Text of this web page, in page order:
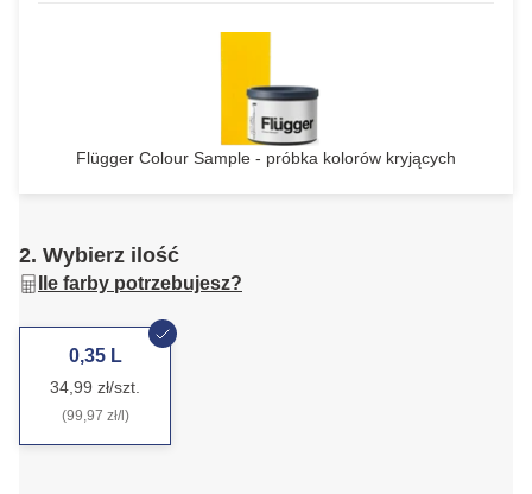
Flügger Colour Sample - próbka kolorów kryjących
2. Wybierz ilość
Ile farby potrzebujesz?
0,35 L
34,99 zł/szt.
(99,97 zł/l)